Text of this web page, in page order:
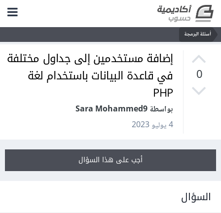
أسئلة البرمجة
0
إضافة مستخدمين إلى جداول مختلفة
في قاعدة البيانات باستخدام لغة
PHP
بواسطة Sara Mohammed9
4 يوليو 2023
أجب على هذا السؤال
السؤال